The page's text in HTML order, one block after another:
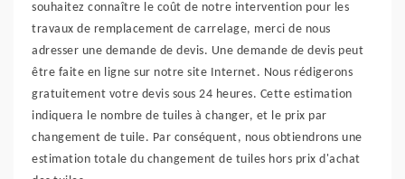
souhaitez connaître le coût de notre intervention pour les
travaux de remplacement de carrelage, merci de nous
adresser une demande de devis. Une demande de devis peut
être faite en ligne sur notre site Internet. Nous rédigerons
gratuitement votre devis sous 24 heures. Cette estimation
indiquera le nombre de tuiles à changer, et le prix par
changement de tuile. Par conséquent, nous obtiendrons une
estimation totale du changement de tuiles hors prix d'achat